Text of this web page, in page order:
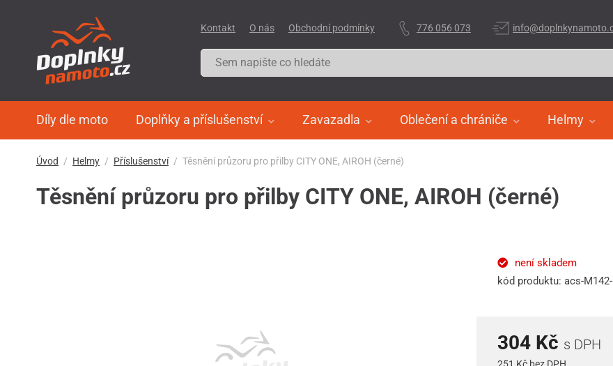
Díly dle moto Doplňky a příslušenství Zavazadla Oblečení a chrániče Helmy
Kontakt O nás Obchodní podmínky 776 056 073
Úvod Helmy Příslušenství Těsnění průzoru pro přilby CITY ONE, AIROH (černé)
Těsnění průzoru pro přilby CITY ONE, AIROH (černé)
není skladem
kód produktu: acs-
304 Kč s DPH